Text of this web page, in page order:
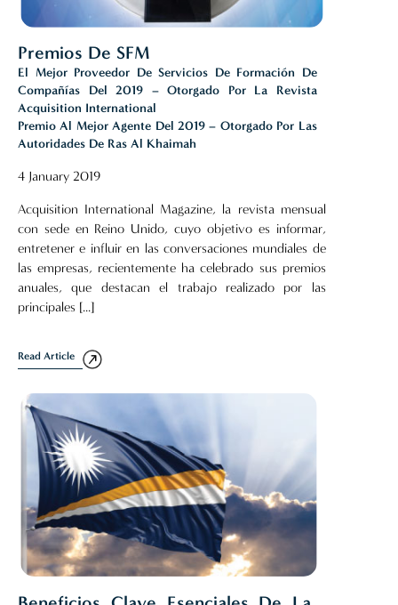
Premios De SFM
El Mejor Proveedor De Servicios De Formación De
Compañías Del 2019 – Otorgado Por La Revista
Acquisition International
Premio Al Mejor Agente Del 2019 – Otorgado Por Las
Autoridades De Ras Al Khaimah
4 January 2019
Acquisition International Magazine, la revista mensual
con sede en Reino Unido, cuyo objetivo es informar,
entretener e influir en las conversaciones mundiales de
las empresas, recientemente ha celebrado sus premios
anuales, que destacan el trabajo realizado por las
principales [...]
Read Article